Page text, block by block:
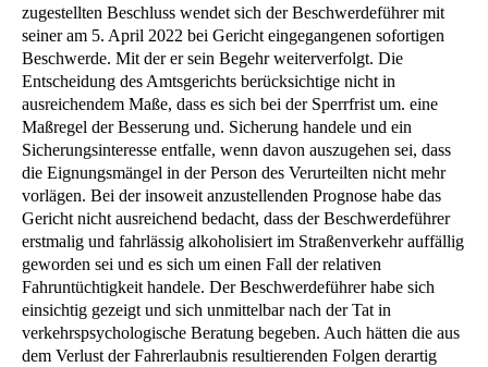
zugestellten Beschluss wendet sich der Beschwerdeführer mit
seiner am 5. April 2022 bei Gericht eingegangenen sofortigen
Beschwerde. Mit der er sein Begehr weiterverfolgt. Die
Entscheidung des Amtsgerichts berücksichtige nicht in
ausreichendem Maße, dass es sich bei der Sperrfrist um. eine
Maßregel der Besserung und. Sicherung handele und ein
Sicherungsinteresse entfalle, wenn davon auszugehen sei, dass
die Eignungsmängel in der Person des Verurteilten nicht mehr
vorlägen. Bei der insoweit anzustellenden Prognose habe das
Gericht nicht ausreichend bedacht, dass der Beschwerdeführer
erstmalig und fahrlässig alkoholisiert im Straßenverkehr auffällig
geworden sei und es sich um einen Fall der relativen
Fahruntüchtigkeit handele. Der Beschwerdeführer habe sich
einsichtig gezeigt und sich unmittelbar nach der Tat in
verkehrspsychologische Beratung begeben. Auch hätten die aus
dem Verlust der Fahrerlaubnis resultierenden Folgen derartig